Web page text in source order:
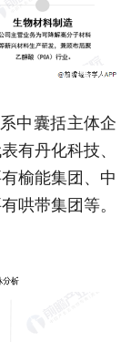
中囊括主体企
有丹化科技、
榆能集团、中
哄带集团等。